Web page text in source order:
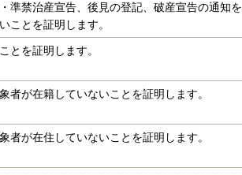
準禁治産宣告、後見の登記、破産宣告の通知を
ことを証明します。
とを証明します。
者が在籍していないことを証明します。
者が在住していないことを証明します。